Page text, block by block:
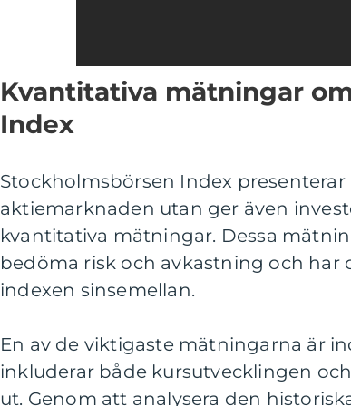
Kvantitativa mätningar
Index
Stockholmsbörsen Index
aktiemarknaden utan ger även
kvantitativa mätningar. Dessa
bedöma risk och avkastning och har
indexen sinsemellan.
En av de viktigaste mätningarna är
inkluderar både kursutvecklingen
ut. Genom att analysera den